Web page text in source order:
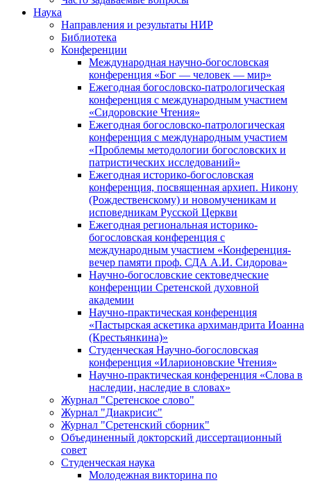
Наука
Направления и результаты НИР
Библиотека
Конференции
Международная научно-богословская
конференция «Бог — человек — мир»
Ежегодная богословско-патрологическая
конференция с международным участием
«Сидоровские Чтения»
Ежегодная богословско-патрологическая
конференция с международным участием
«Проблемы методологии богословских и
патристических исследований»
Ежегодная историко-богословская
конференция, посвященная архиеп. Никону
(Рождественскому) и новомученикам и
исповедникам Русской Церкви
Ежегодная региональная историко-
богословская конференция с
международным участием «Конференция-
вечер памяти проф. СДА А.И. Сидорова»
Научно-богословские сектоведческие
конференции Сретенской духовной
академии
Научно-практическая конференция
«Пастырская аскетика архимандрита Иоанна
(Крестьянкина)»
Студенческая Научно-богословская
конференция «Иларионовские Чтения»
Научно-практическая конференция «Cлова в
наследии, наследие в словах»
Журнал "Сретенское слово"
Журнал "Диакрисис"
Журнал "Сретенский сборник"
Объединенный докторский диссертационный
совет
Студенческая наука
Молодежная викторина по